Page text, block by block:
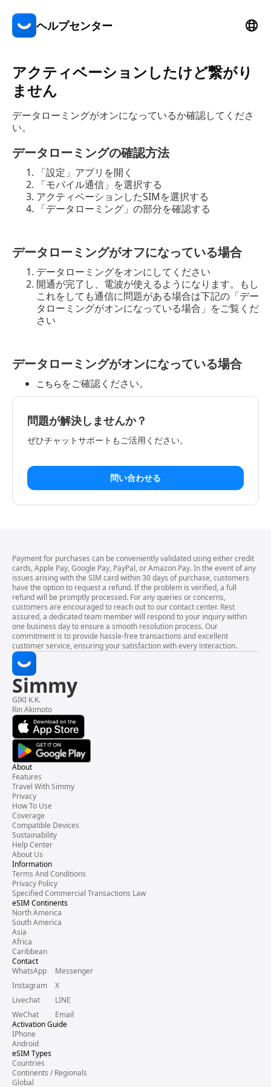
ヘルプセンター
アクティベーションしたけど繋がり
ません
データローミングがオンになっているか確認してくださ
い。
データローミングの確認方法
「設定」アプリを開く
「モバイル通信」を選択する
アクティベーションしたSIMを選択する
「データローミング」の部分を確認する
データローミングがオフになっている場合
データローミングをオンにしてください
開通が完了し、電波が使えるようになります。もし
これをしても通信に問題がある場合は下記の「デー
タローミングがオンになっている場合」をご覧くだ
さい
データローミングがオンになっている場合
こちら をご確認ください。
問題が解決しませんか？
ぜひチャットサポートもご活用ください。
問い合わせる
Payment for purchases can be conveniently validated using either credit
cards, Apple Pay, Google Pay, PayPal, or Amazon Pay. In the event of any
issues arising with the SIM card within 30 days of purchase, customers
have the option to request a refund. If the problem is verified, a full
refund will be promptly processed. For any queries or concerns,
customers are encouraged to reach out to our contact center. Rest
assured, a dedicated team member will respond to your inquiry within
one business day to ensure a smooth resolution process. Our
commitment is to provide hassle-free transactions and excellent
customer service, ensuring your satisfaction with every interaction.
Simmy
GIKI K.K.
Rin Akimoto
About
Features
Travel With Simmy
Privacy
How To Use
Coverage
Compatible Devices
Sustainability
Help Center
About Us
Information
Terms And Conditions
Privacy Policy
Specified Commercial Transactions Law
eSIM Continents
North America
South America
Asia
Africa
Caribbean
Contact
WhatsApp
Messenger
Instagram
X
Livechat
LINE
WeChat
Email
Activation Guide
IPhone
Android
eSIM Types
Countries
Continents / Regionals
Global